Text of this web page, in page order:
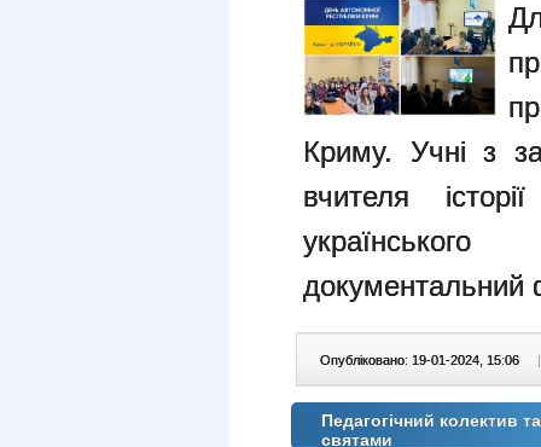
Криму. Учні з
вчителя
документальний
Опубліковано: 19-01-2024, 15:06 |
Педагогічний колектив
святами